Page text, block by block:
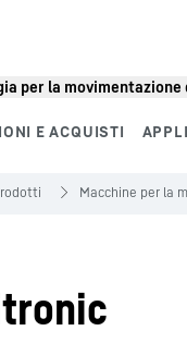
per la
E ACQUISTI
Macchine per la